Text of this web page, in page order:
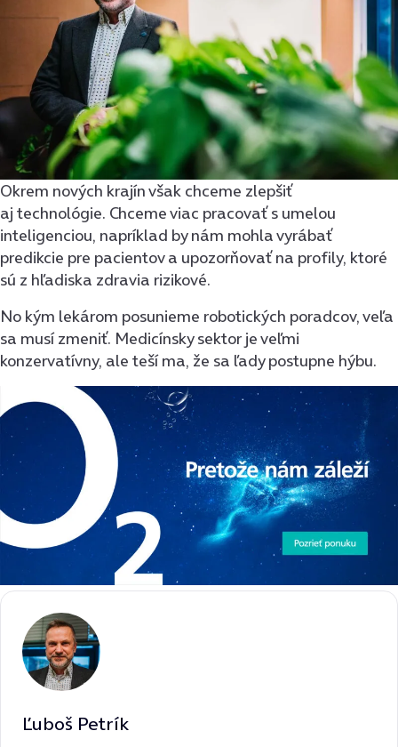
Okrem nových krajín však chceme zlepšiť
aj technológie. Chceme viac pracovať s umelou
inteligenciou, napríklad by nám mohla vyrábať
predikcie pre pacientov a upozorňovať na profily, ktoré
sú z hľadiska zdravia rizikové.
No kým lekárom posunieme robotických poradcov, veľa
sa musí zmeniť. Medicínsky sektor je veľmi
konzervatívny, ale teší ma, že sa ľady postupne hýbu.
Ľuboš Petrík